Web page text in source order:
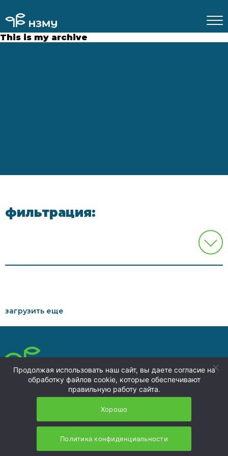
This is my archive
фильтрация:
загрузить еще
Политика обработки
персональных данных
8 (4236) 73-00-74
692941, Россия,
Приморский край, г.
Находка, территория ТОР
«Находка»
Продолжая использовать наш сайт, вы даете согласие на
обработку файлов cookie, которые обеспечивают
правильную работу сайта.
Хорошо
Политика конфиденциальности